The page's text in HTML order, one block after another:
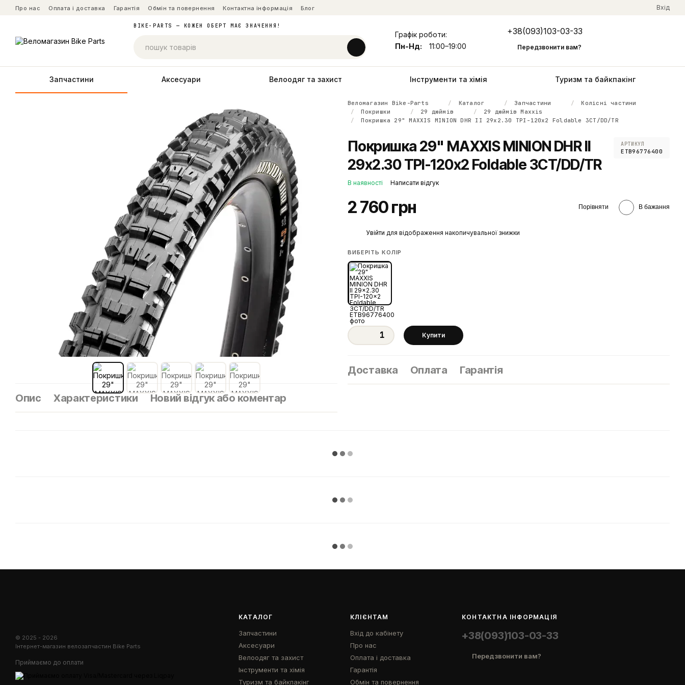
Перейти до основного контенту
Про нас Оплата і доставка Гарантія Обмін та повернення Контактна інформація Блог Вхід
BIKE-PARTS — КОЖЕН ОБЕРТ МАЄ ЗНАЧЕННЯ!
Графік роботи:
Пн-Нд:
11:00–19:00
+38(093)103-03-33
Передзвонити вам?
Запчастини Аксесуари Велоодяг та захист Інструменти та хімія Туризм та байкпакінг
Опис Характеристики Новий відгук або коментар
Веломагазин Bike-Parts Каталог Запчастини
Колісні частини
Покришки
29 дюймів
29 дюймів Maxxis
Покришка 29" MAXXIS MINION DHR II 29x2.30 TPI-120x2 Foldable 3CT/DD/TR
Покришка 29" MAXXIS MINION DHR II
29x2.30 TPI-120x2 Foldable 3CT/DD/TR
АРТИКУЛ
ETB96776400
В наявності Написати відгук
2 760 грн Порівняти В бажання
Увійти для відображення накопичувальної знижки
ВИБЕРІТЬ КОЛІР
Купити
Доставка Оплата Гарантія
© 2025 - 2026
Інтернет-магазин велозапчастин Bike Parts
Приймаємо до оплати
КАТАЛОГ
Запчастини
Аксесуари
Велоодяг та захист
Інструменти та хімія
Туризм та байкпакінг
КЛІЄНТАМ
Вхід до кабінету
Про нас
Оплата і доставка
Гарантія
Обмін та повернення
КОНТАКТНА ІНФОРМАЦІЯ
+38(093)103-03-33
Передзвонити вам?